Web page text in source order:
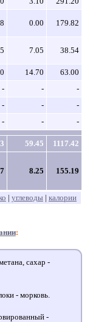
0.00 179.82
7.05 38.54
14.70
63.00
- -
-
- -
-
- - -
59.45
1117.42
8.25 155.19
| углеводы| калории
:
сахар -
- морковь.
-